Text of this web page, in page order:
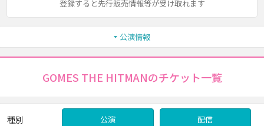
登録すると先行販売情報等が受け取れます
公演情報
GOMES THE HITMANのチケット一覧
種別 公演 配信